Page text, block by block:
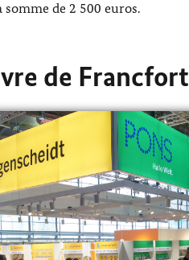
de 2 500 euros.
de Francfort